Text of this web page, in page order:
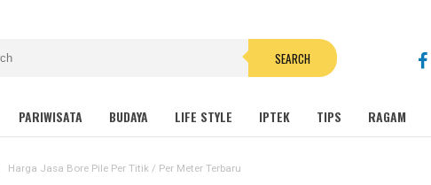
SEARCH
PARIWISATA BUDAYA LIFE STYLE IPTEK TIPS RAGAM
Harga Jasa Bore Pile Per Titik / Per Meter Terbaru